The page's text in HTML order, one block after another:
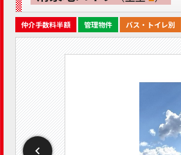
仲介手数料半額 管理物件 バス・トイレ別